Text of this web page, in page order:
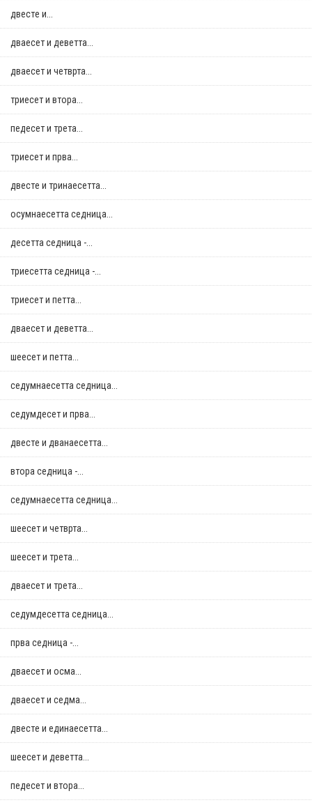
двестe и...
дваесет и деветта...
дваесет и четврта...
триесет и втора...
педесет и трета...
триесет и прва...
двестe и тринаесетта...
осумнaесетта седница...
десетта седница -...
триесетта седница -...
триесет и петта...
дваесет и деветта...
шеесет и петта...
седумнаесетта седница...
седумдесет и прва...
двестe и дванаесетта...
втора седница -...
седумнаесетта седница...
шеесет и четврта...
шеесет и трета...
дваесет и трета...
седумдесетта седница...
прва седница -...
дваесет и осма...
дваесет и седма...
двестe и единаесетта...
шеесет и деветта...
педесет и втора...